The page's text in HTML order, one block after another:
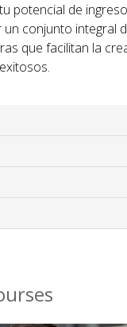
potencial de
conjunto integral
que facilitan la